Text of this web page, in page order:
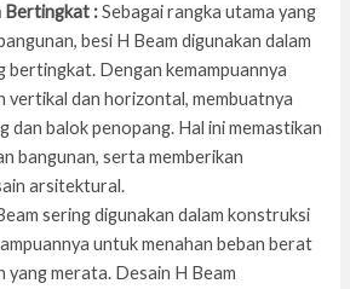
Bertingkat :Sebagai rangka utama yang
besi H Beam digunakan dalam
bertingkat. Dengan kemampuannya
vertikal dan horizontal, membuatnya
dan balok penopang. Hal ini memastikan
bangunan, serta memberikan
arsitektural.
sering digunakan dalam konstruksi
untuk menahan beban berat
yang merata. Desain H Beam